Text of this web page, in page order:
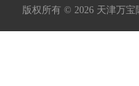
版权所有 © 2026 天津万